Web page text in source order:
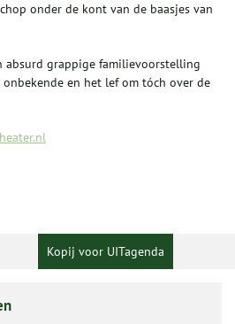
onder de kont van de baasjes van
absurd grappige familievoorstelling
en het lef om tóch over de
Kopij voor UITagenda